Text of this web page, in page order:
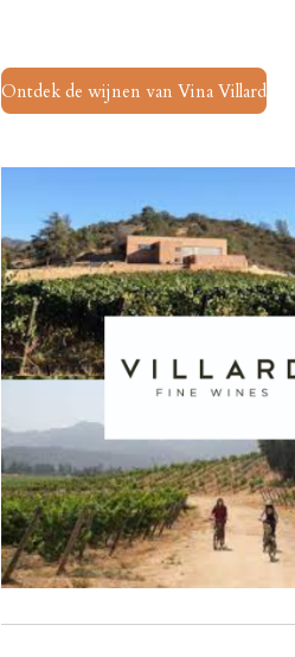
Ontdek de wijnen van Vina Villard